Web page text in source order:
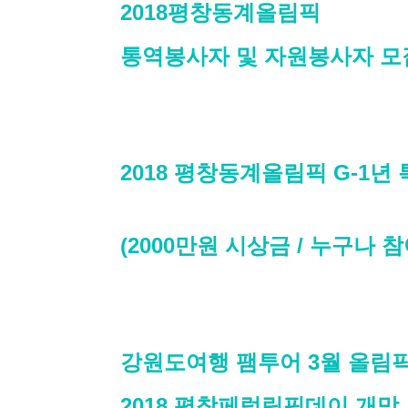
2018평창동계올림픽
통역봉사자 및 자원봉사자 모
2018 평창동계올림픽 G-1년
(2000만원 시상금 / 누구나
강원도여행 팸투어 3월 올림